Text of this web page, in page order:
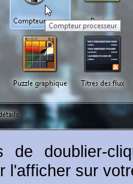
de doublier-
l'afficher sur